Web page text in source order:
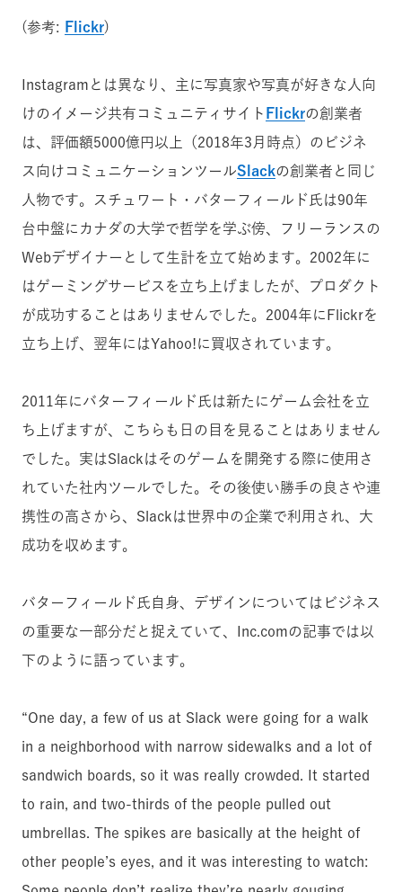
(参考: Flickr)
Instagramとは異なり、主に写真家や写真が好きな人向
けのイメージ共有コミュニティサイト Flickrの創業者
は、評価額5000億円以上（2018年3月時点）のビジネ
ス向けコミュニケーションツールSlackの創業者と同じ
人物です。スチュワート・バターフィールド氏は90年
台中盤にカナダの大学で哲学を学ぶ傍、フリーランスの
Webデザイナーとして生計を立て始めます。2002年に
はゲーミングサービスを立ち上げましたが、プロダクト
が成功することはありませんでした。2004年にFlickrを
立ち上げ、翌年にはYahoo!に買収されています。
2011年にバターフィールド氏は新たにゲーム会社を立
ち上げますが、こちらも日の目を見ることはありません
でした。実はSlackはそのゲームを開発する際に使用さ
れていた社内ツールでした。その後使い勝手の良さや連
携性の高さから、Slackは世界中の企業で利用され、大
成功を収めます。
バターフィールド氏自身、デザインについてはビジネス
の重要な一部分だと捉えていて、Inc.comの記事では以
下のように語っています。
“One day, a few of us at Slack were going for a walk
in a neighborhood with narrow sidewalks and a lot of
sandwich boards, so it was really crowded. It started
to rain, and two-thirds of the people pulled out
umbrellas. The spikes are basically at the height of
other people’s eyes, and it was interesting to watch: